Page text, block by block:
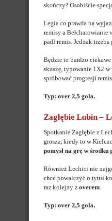
skończy? Osobiście
Legia co prawda na
remisy a
padł remis. Jednak trzeba
Będzie to bardzo
skuszę, typowanie 1X2
spróbować progresji
Typ: over 2,5 gola.
Zagłębie Lubin –
Spotkanie Zagłębie z
grosza, kiedy to w
pomysł na grę w środku
Również Lechici nie
chce powalczyć o tytuł
raz kolejny z overem.
Typ: over 2,5 gola.